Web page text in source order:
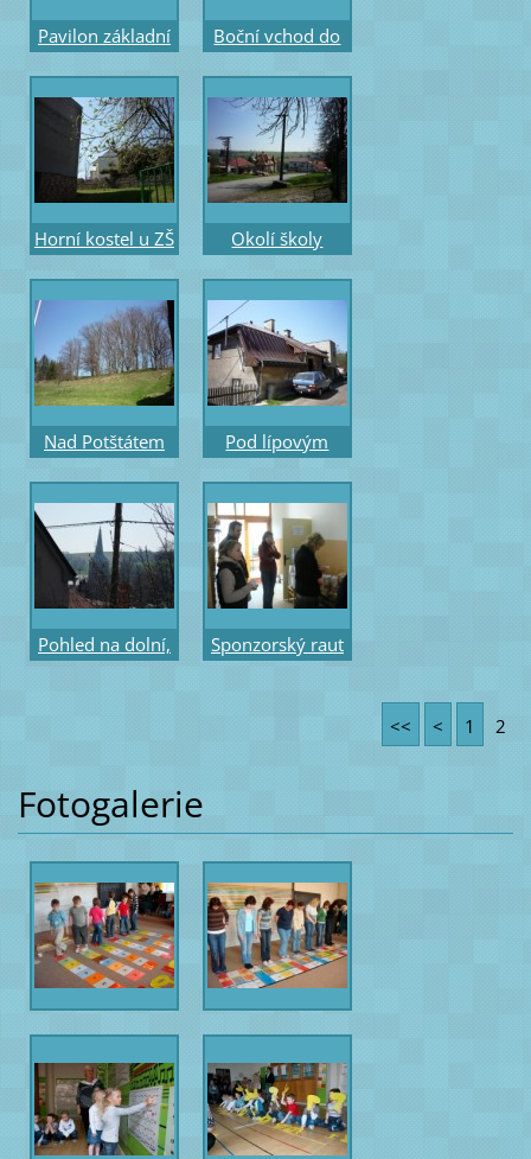
Pavilon základní
Boční vchod do
Horní kostel u ZŠ Okolí školy
Nad Potštátem
Pod lípovým
autorky Ireny
Krškové
Pohled na dolní,
Sponzorský raut
<< < 1 2
Fotogalerie